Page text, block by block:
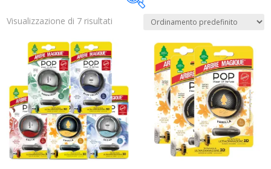
(1)
Product Anno
Product Artista
Product Etichetta
Visualizzazione di 7 risultati